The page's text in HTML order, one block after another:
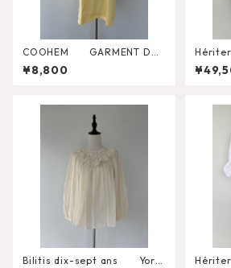
COOHEM GARMENT DYE
D SOLID T-SHIRT（Short Sle
eve Crew）
¥8,800
H0-
Bilitis dix-sept ans York